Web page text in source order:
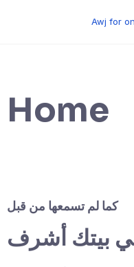
Awj for
Home
كما لم تسمعها من قبل
بيتك أشرف